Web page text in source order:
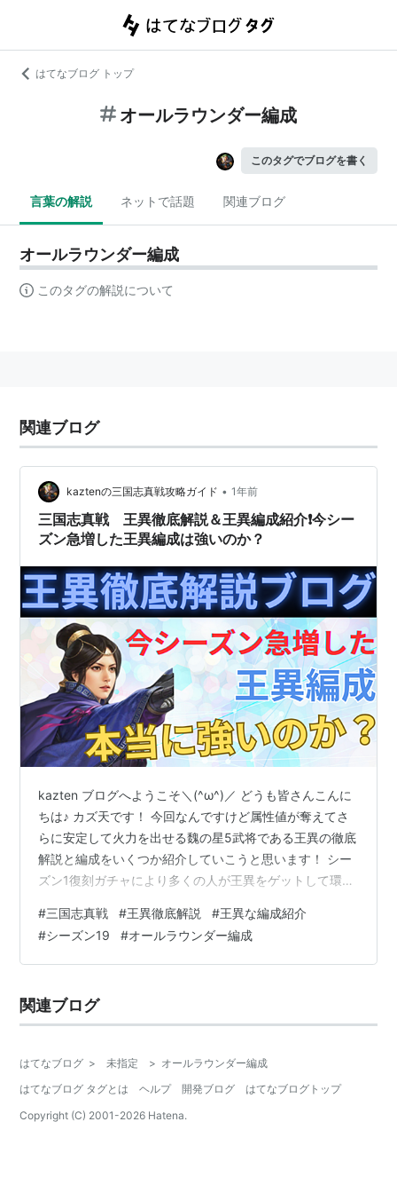
はてなブログ トップ
オールラウンダー編成
このタグでブログを書く
言葉の解説 ネットで話題 関連ブログ
オールラウンダー編成
このタグの解説について
関連ブログ
kaztenの三国志真戦攻略ガイド • 1年前
三国志真戦 王異徹底解説＆王異編成紹介❗️今シー
ズン急増した王異編成は強いのか？
kazten ブログへようこそ＼(^ω^)／ どうも皆さんこんに
ちは♪ カズ天です！ 今回なんですけど属性値が奪えてさ
らに安定して火力を出せる魏の星5武将である王異の徹底
解説と編成をいくつか紹介していこうと思います！ シー
ズン1復刻ガチャにより多くの人が王異をゲットして環境
感、また対策方法などを徹底的にみていこうかなと思い
ます！ それではやっていきましょう👍 < 目次 > １ 王異
とはどんな武将？ ・ 王異概要解説 ・ 継承戦法解説 ２ 王
得意編成・苦手編成解説 ・ 富王弓戦報紹介 ３ その…
#三国志真戦 #王異徹底解説 #王異な編成紹介
#シーズン19 #オールラウンダー編成
関連ブログ
はてなブログ > 未指定 > オールラウンダー編成
はてなブログ タグとは
ヘルプ 開発ブログ
はてなブログトップ
Copyright (C) 2001-2026 Hatena.